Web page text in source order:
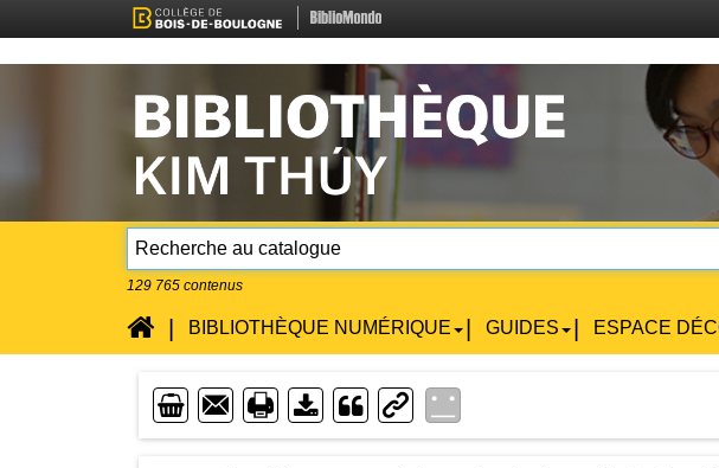
129 765 contenus
Accueil
BIBLIOTHÈQUE NUMÉRIQUE GUIDES ESPACE
Enveloppe
Imprimente
Téléchargement
Lien